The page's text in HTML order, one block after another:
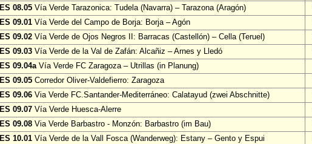
ES 08.05 Vía Verde Tarazonica: Tudela (Navarra) – Tarazona (Aragón)
ES 09.01 Vía Verde del Campo de Borja: Borja – Agón
ES 09.02 Vía Verde de Ojos Negros II: Barracas (Castellón) – Cella (Teruel)
ES 09.03 Vía Verde de la Val de Zafán: Alcañiz – Arnes y Lledó
ES 09.04aVía Verde FC Zaragoza – Utrillas (in Planung)
ES 09.05 Corredor Oliver-Valdefierro: Zaragoza
ES 09.06 Via Verde FC.Santander-Mediterráneo: Calatayud (zwei Abschnitte)
ES 09.07 Vía Verde Huesca-Alerre
ES 09.08 Via Verde Barbastro - Monzón: Barbastro (im Bau)
ES 10.01 Vía Verde de la Vall Fosca (Wanderweg): Estany – Gento y Espui